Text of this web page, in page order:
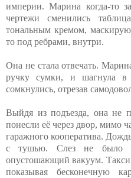
империи. Марина когда-то
чертежи сменились
тональным кремом,
то под ребрами, внутри.
Она не стала отвечать.
ручку сумки, и шагнула в
сомкнулись, отрезав
Выйдя из подъезда, она не
понесли её через двор, мимо
гаражного кооператива.
с тушью. Слез не было
опустошающий вакуум. Такси
показывая бесконечную